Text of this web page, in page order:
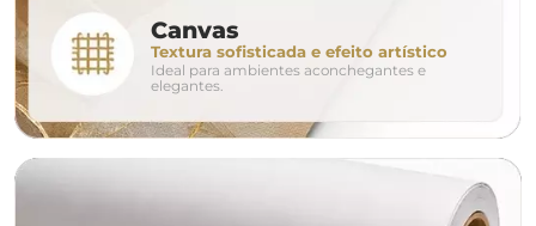
conjunto
avulso duo
o tamanho ideal para o seu ambiente é
Canvas
Textura sofisticada e efeito artístico
Ideal para ambientes aconchegantes e
elegantes.